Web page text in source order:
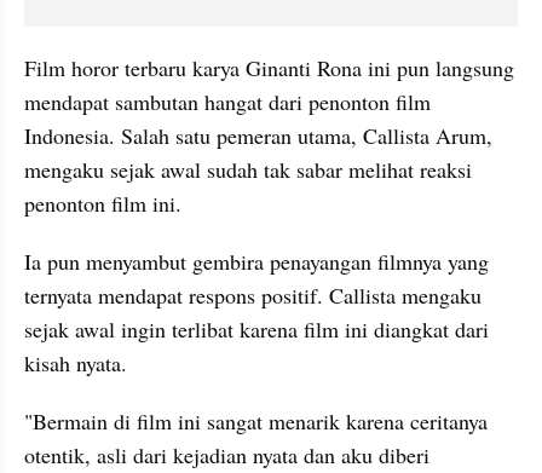
Film horor terbaru karya Ginanti Rona ini pun langsung
mendapat sambutan hangat dari penonton film
Indonesia. Salah satu pemeran utama, Callista Arum,
mengaku sejak awal sudah tak sabar melihat reaksi
penonton film ini.
Ia pun menyambut gembira penayangan filmnya yang
ternyata mendapat respons positif. Callista mengaku
sejak awal ingin terlibat karena film ini diangkat dari
kisah nyata.
"Bermain di film ini sangat menarik karena ceritanya
otentik, asli dari kejadian nyata dan aku diberi